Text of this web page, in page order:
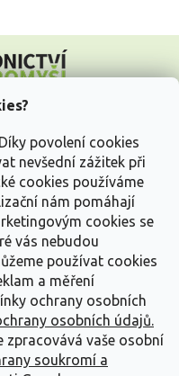
povolení cookies
nevšední zážitek při
cookies používáme
nám pomáhají
cookies se
vás nebudou
používat cookies
a měření
ochrany osobních
osobních údajů.
vaše osobní
soukromí a